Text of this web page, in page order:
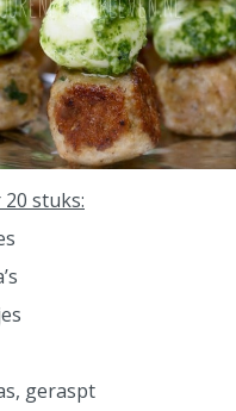
stuks:
geraspt